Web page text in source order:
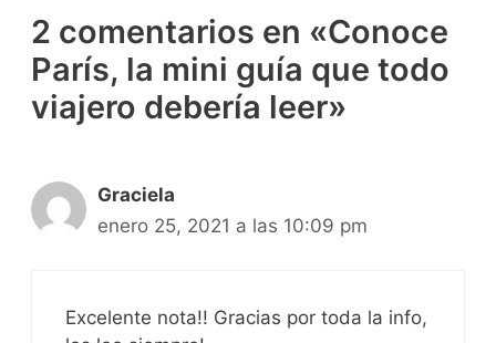
2 comentarios en «Conoce
París, la mini guía que todo
viajero debería leer»
Graciela
enero 25, 2021 a las 10:09 pm
Excelente nota!! Gracias por toda la info,